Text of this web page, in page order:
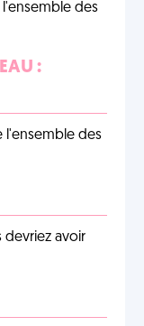
l'ensemble des
:
l'ensemble des
devriez avoir